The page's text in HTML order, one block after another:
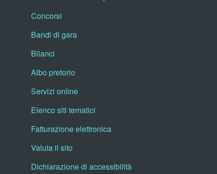
Concorsi
Bandi di gara
Bilanci
Albo pretorio
Servizi online
Elenco siti tematici
Fatturazione elettronica
Valuta il sito
Dichiarazione di accessibilità